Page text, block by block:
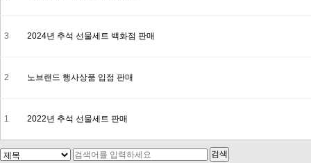
3 2024 년 추석 선물세트 백화점 판매
2 노브랜드 행사상품 입점 판매
1 2022년 추석 선물세트 판매
검색